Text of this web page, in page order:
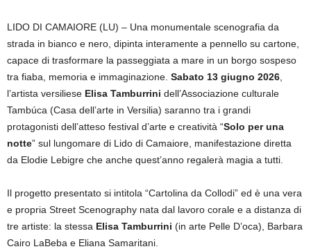
LIDO DI CAMAIORE (LU) – Una monumentale scenografia da
strada in bianco e nero, dipinta interamente a pennello su cartone,
capace di trasformare la passeggiata a mare in un borgo sospeso
tra fiaba, memoria e immaginazione. Sabato 13 giugno 2026
l’artista versiliese Elisa Tamburrini dell’Associazione culturale
Tambúca (Casa dell’arte in Versilia) saranno tra i grandi
protagonisti dell’atteso festival d’arte e creatività “Solo per una
notte” sul lungomare di Lido di Camaiore, manifestazione diretta
da Elodie Lebigre che anche quest’anno regalerà magia a tutti.
Il progetto presentato si intitola “Cartolina da Collodi” ed è una vera
e propria Street Scenography nata dal lavoro corale e a distanza di
tre artiste: la stessa Elisa Tamburrini (in arte Pelle D’oca), Barbara
Cairo LaBeba e Eliana Samaritani.